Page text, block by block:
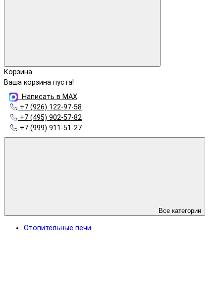
Корзина
Ваша корзина пуста!
Написать в MAX
+7 (926) 122-97-58
+7 (495) 902-57-82
+7 (999) 911-51-27
Все категории
Отопительные печи